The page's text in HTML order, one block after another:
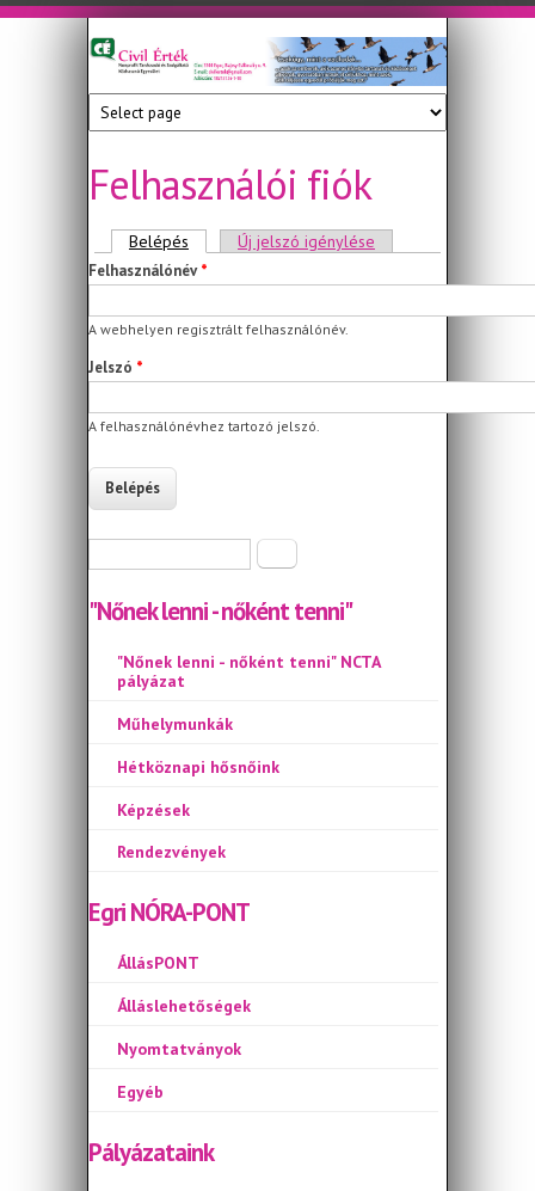
Ugrás a tartalomra
Civil
Érték
Nonprofit
Tanácsadó
és
Közhasznú
Felhasználói fiók
Elsődleges fülek
Belépés (aktív fül)Új jelszó igénylése
Felhasználónév*
A webhelyen regisztrált felhasználónév.
Jelszó *
A felhasználónévhez tartozó jelszó.
Keresés
"Nőnek lenni - nőként tenni"
"Nőnek lenni - nőként tenni" NCTA
pályázat
Műhelymunkák
Hétköznapi hősnőink
Képzések
Rendezvények
Egri NÓRA-PONT
ÁllásPONT
Álláslehetőségek
Nyomtatványok
Egyéb
Pályázataink